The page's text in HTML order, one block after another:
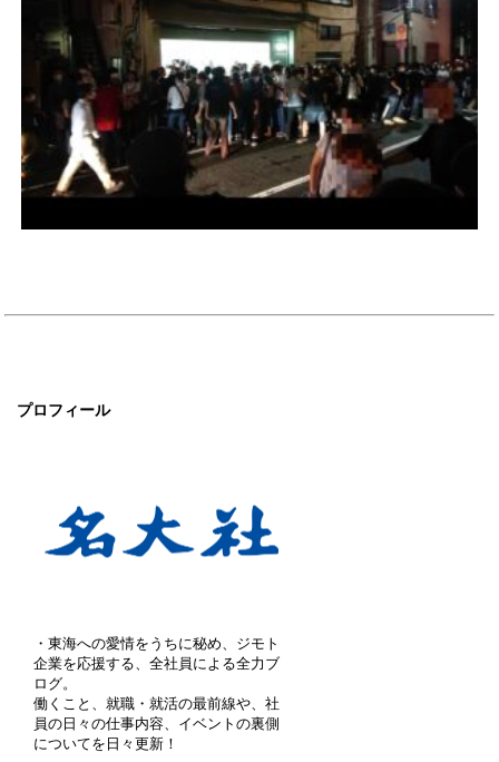
プロフィール
・東海への愛情をうちに秘め、ジモト
企業を応援する、全社員による全力ブ
ログ。
働くこと、就職・就活の最前線や、社
員の日々の仕事内容、イベントの裏側
についてを日々更新！